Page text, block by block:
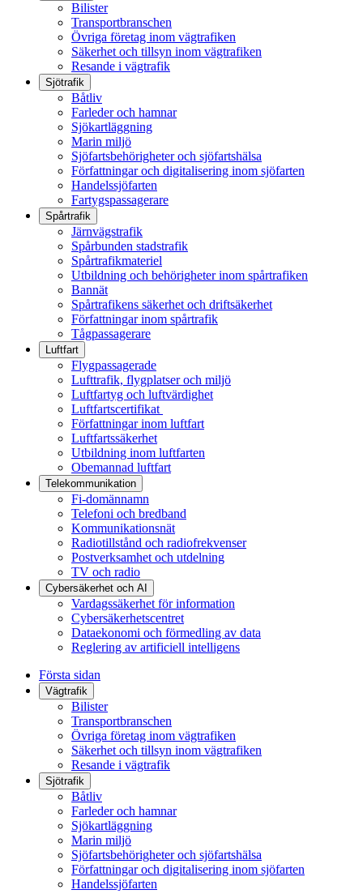
Bilister
Transportbranschen
Övriga företag inom vägtrafiken
Säkerhet och tillsyn inom vägtrafiken
Resande i vägtrafik
Sjötrafik
Båtliv
Farleder och hamnar
Sjökartläggning
Marin miljö
Sjöfartsbehörigheter och sjöfartshälsa
Författningar och digitalisering inom sjöfarten
Handelssjöfarten
Fartygspassagerare
Spårtrafik
Järnvägstrafik
Spårbunden stadstrafik
Spårtrafikmateriel
Utbildning och behörigheter inom spårtrafiken
Bannät
Spårtrafikens säkerhet och driftsäkerhet
Författningar inom spårtrafik
Tågpassagerare
Luftfart
Flygpassagerade
Lufttrafik, flygplatser och miljö
Luftfartyg och luftvärdighet
Luftfartscertifikat
Författningar inom luftfart
Luftfartssäkerhet
Utbildning inom luftfarten
Obemannad luftfart
Telekommunikation
Fi-domännamn
Telefoni och bredband
Kommunikationsnät
Radiotillstånd och radiofrekvenser
Postverksamhet och utdelning
TV och radio
Cybersäkerhet och AI
Vardagssäkerhet för information
Cybersäkerhetscentret
Dataekonomi och förmedling av data
Reglering av artificiell intelligens
Första sidan
Vägtrafik
Bilister
Transportbranschen
Övriga företag inom vägtrafiken
Säkerhet och tillsyn inom vägtrafiken
Resande i vägtrafik
Sjötrafik
Båtliv
Farleder och hamnar
Sjökartläggning
Marin miljö
Sjöfartsbehörigheter och sjöfartshälsa
Författningar och digitalisering inom sjöfarten
Handelssjöfarten